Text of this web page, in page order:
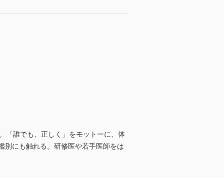
「誰でも、正しく」をモットーに、体
別にも触れる。研修医や若手医師をは